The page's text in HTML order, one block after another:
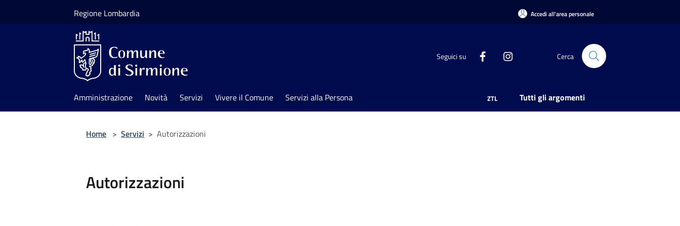
Regione Lombardia Accedi all'area personale
Seguici su Cerca
Amministrazione Novità Servizi Vivere il Comune Servizi alla Persona ZTL Tutti gli argomenti
Home > Servizi > Autorizzazioni
Autorizzazioni